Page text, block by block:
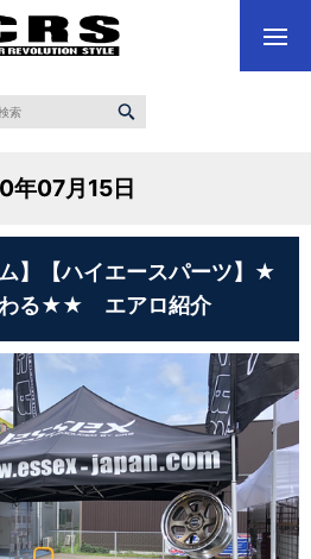
年07月15日
】【ハイエースパーツ】★
わる★★ エアロ紹介